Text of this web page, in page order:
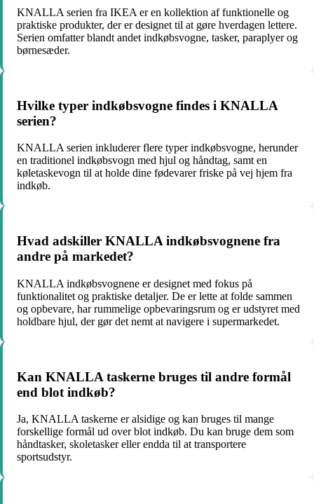
KNALLA serien fra IKEA er en kollektion af funktionelle og
praktiske produkter, der er designet til at gøre hverdagen lettere.
Serien omfatter blandt andet indkøbsvogne, tasker, paraplyer og
børnesæder.
Hvilke typer indkøbsvogne findes i KNALLA
serien?
KNALLA serien inkluderer flere typer indkøbsvogne, herunder
en traditionel indkøbsvogn med hjul og håndtag, samt en
køletaskevogn til at holde dine fødevarer friske på vej hjem fra
indkøb.
Hvad adskiller KNALLA indkøbsvognene fra
andre på markedet?
KNALLA indkøbsvognene er designet med fokus på
funktionalitet og praktiske detaljer. De er lette at folde sammen
og opbevare, har rummelige opbevaringsrum og er udstyret med
holdbare hjul, der gør det nemt at navigere i supermarkedet.
Kan KNALLA taskerne bruges til andre formål
end blot indkøb?
Ja, KNALLA taskerne er alsidige og kan bruges til mange
forskellige formål ud over blot indkøb. Du kan bruge dem som
håndtasker, skoletasker eller endda til at transportere
sportsudstyr.